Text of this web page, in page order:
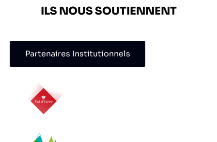
ILS NOUS SOUTIENNENT
Partenaires Institutionnels